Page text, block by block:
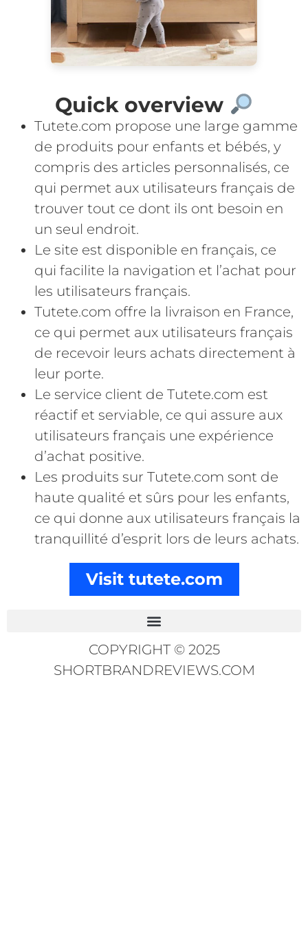
Quick overview
Tutete.com propose une large gamme
de produits pour enfants et bébés, y
compris des articles personnalisés, ce
qui permet aux utilisateurs français de
trouver tout ce dont ils ont besoin en
un seul endroit.
Le site est disponible en français, ce
qui facilite la navigation et l’achat pour
les utilisateurs français.
Tutete.com offre la livraison en France,
ce qui permet aux utilisateurs français
de recevoir leurs achats directement à
leur porte.
Le service client de Tutete.com est
réactif et serviable, ce qui assure aux
utilisateurs français une expérience
d’achat positive.
Les produits sur Tutete.com sont de
haute qualité et sûrs pour les enfants,
ce qui donne aux utilisateurs français la
tranquillité d’esprit lors de leurs achats.
Visit tutete.com
COPYRIGHT © 2025
SHORTBRANDREVIEWS.COM